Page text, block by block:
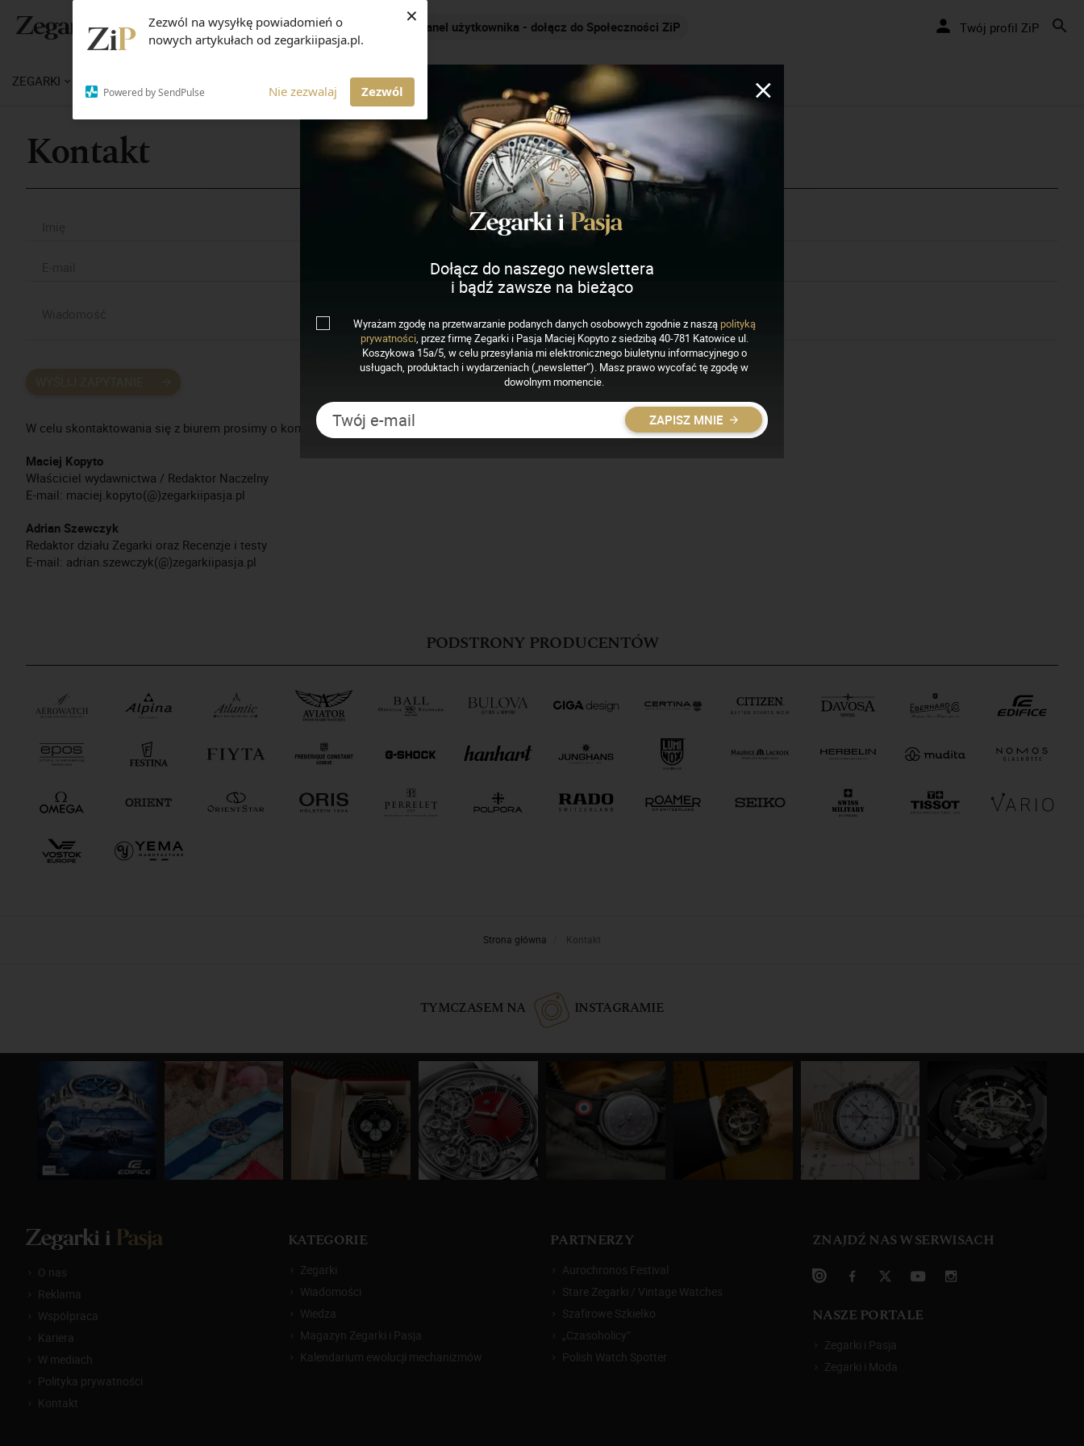
Zezwól na wysyłkę powiadomień o
nowych artykułach od zegarkiipasja.pl.
Powered by SendPulse Nie zezwalaj Zezwól
× Panel użytkownika - dołącz do Społeczności ZiP Twój profil ZiP
ZEGARKI MAGAZYN ZEGARKI I PASJA
Kontakt
W celu skontaktowania się z biurem prosimy o kontakt na: redakcja(@)zegarkiipasja.pl, bądź skorzystanie z formularza kontaktowego
Maciej Kopyto
Właściciel wydawnictwa / Redaktor Naczelny
E-mail: maciej.kopyto(@)zegarkiipasja.pl
Adrian Szewczyk
Redaktor działu Zegarki oraz Recenzje i testy
E-mail: adrian.szewczyk(@)zegarkiipasja.pl
PODSTRONY PRODUCENTÓW
Strona główna Kontakt
TYMCZASEM NA INSTAGRAMIE
O nas
Reklama
Współpraca
Kariera
W mediach
Polityka prywatności
Kontakt
KATEGORIE
Zegarki
Wiadomości
Wiedza
Magazyn Zegarki i Pasja
Kalendarium ewolucji mechanizmów
PARTNERZY
Aurochronos Festival
Stare Zegarki / Vintage Watches
Szafirowe Szkiełko
„Czasoholicy”
Polish Watch Spotter
ZNAJDŹ NAS W SERWISACH
NASZE PORTALE
Zegarki i Pasja
Zegarki i Moda
Dołącz do naszego newslettera
i bądź zawsze na bieżąco
Wyrażam zgodę na przetwarzanie podanych danych osobowych zgodnie z naszą polityką
prywatności, przez firmę Zegarki i Pasja Maciej Kopyto z siedzibą 40-781 Katowice ul.
Koszykowa 15a/5, w celu przesyłania mi elektronicznego biuletynu informacyjnego o
usługach, produktach i wydarzeniach („newsletter”). Masz prawo wycofać tę zgodę w
dowolnym momencie.
ZAPISZ MNIE